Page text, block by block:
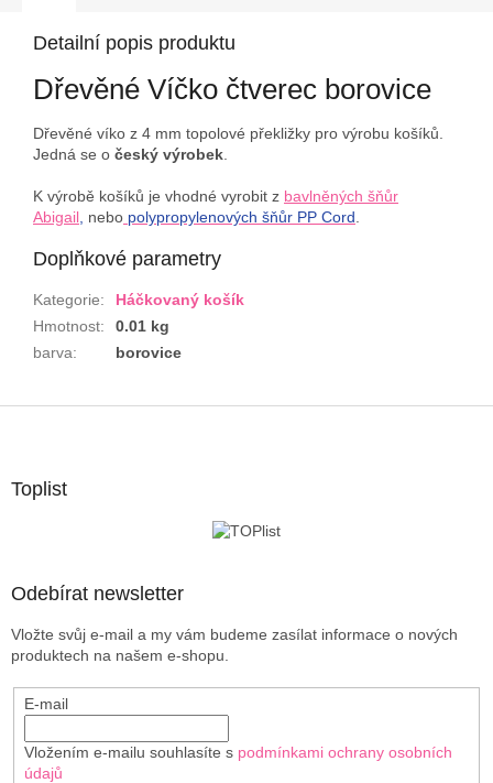
Detailní popis produktu
Dřevěné Víčko čtverec borovice
Dřevěné víko z 4 mm topolové překližky pro výrobu košíků.
Jedná se o český výrobek.
K výrobě košíků je vhodné vyrobit z bavlněných šňůr
Abigail, nebo polypropylenových šňůr PP Cord.
Doplňkové parametry
Kategorie:
Háčkovaný košík
Hmotnost:
0.01 kg
barva: borovice
Toplist
Odebírat newsletter
Vložte svůj e-mail a my vám budeme zasílat informace o nových
produktech na našem e-shopu.
E-mail
Vložením e-mailu souhlasíte s podmínkami ochrany osobních
údajů